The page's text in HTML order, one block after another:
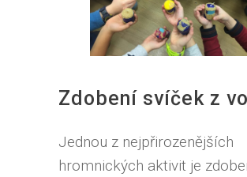
Zdobení svíček z
Jednou z nejpřirozenějších
hromnických aktivit je